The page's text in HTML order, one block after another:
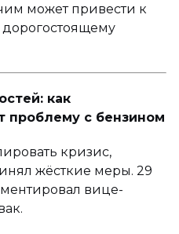
может привести к
как
проблему с бензином
кризис,
жёсткие меры. 29
вице-